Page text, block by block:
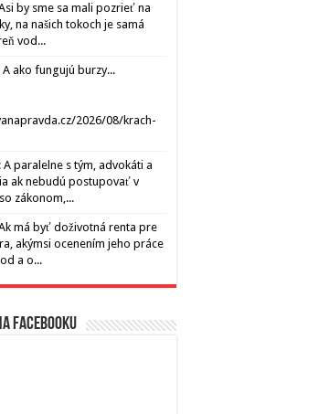
by sme sa mali pozrieť na
na našich tokoch je samá
vod...
A ako fungujú burzy...
2026/08/krach-
A paralelne s tým, advokáti a
ak nebudú postupovať v
zákonom,...
má byť doživotná renta pre
akýmsi ocenením jeho práce
a o...
Facebooku